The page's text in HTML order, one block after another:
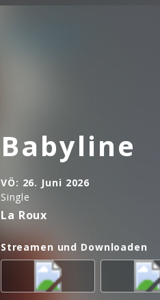
Babyline
VÖ: 26. Juni 2026
Single
La Roux
Streamen und Downloaden